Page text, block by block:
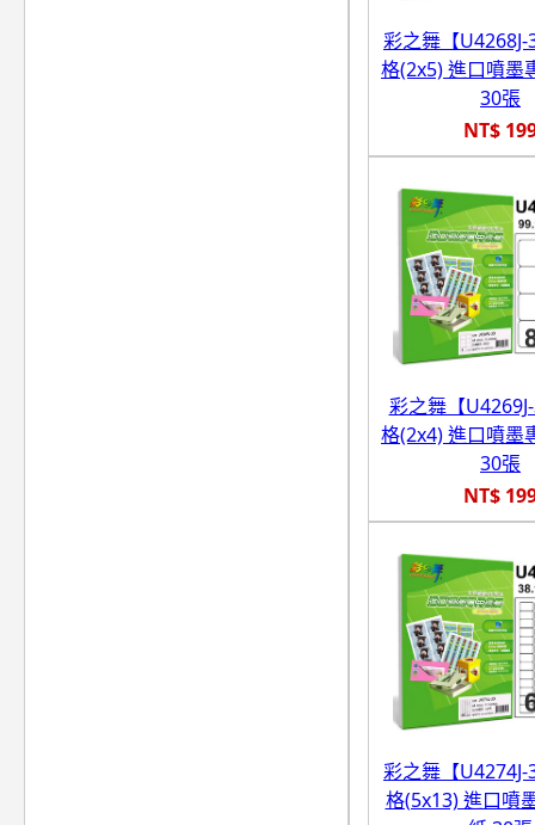
彩之舞【
格(2x5) 進口噴墨
30張
NT$
彩之舞【
格(2x4) 進口噴墨
30張
NT$
彩之舞【
格(5x13) 進口噴